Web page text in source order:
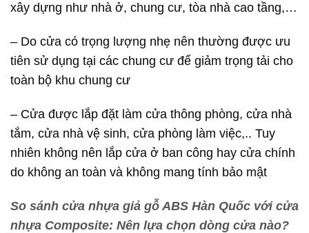
xây dựng như nhà ở, chung cư, tòa nhà cao tầng,…
– Do cửa có trọng lượng nhẹ nên thường được ưu
tiên sử dụng tại các chung cư để giảm trọng tải cho
toàn bộ khu chung cư
– Cửa được lắp đặt làm cửa thông phòng, cửa nhà
tắm, cửa nhà vệ sinh, cửa phòng làm việc,.. Tuy
nhiên không nên lắp cửa ở ban công hay cửa chính
do không an toàn và không mang tính bảo mật
So sánh cửa nhựa giả gỗ ABS Hàn Quốc với cửa
nhựa Composite: Nên lựa chọn dòng cửa nào?